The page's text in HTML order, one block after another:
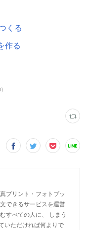
くる
作る
)
プリント・フォトブッ
できるサービスを運営
すべての人に、 しまう
いただければ何よりで